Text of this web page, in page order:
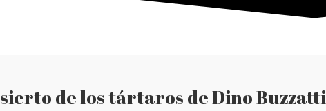
de los tártaros de Dino Buzzatti